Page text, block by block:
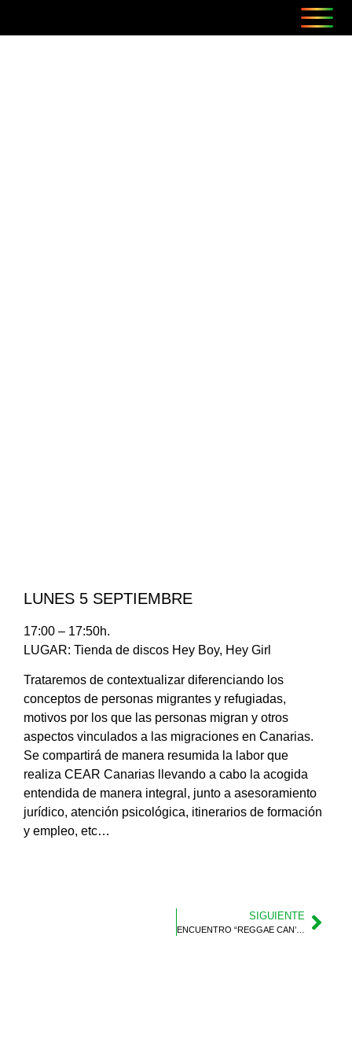
LUNES 5 SEPTIEMBRE
17:00 – 17:50h.
LUGAR: Tienda de discos Hey Boy, Hey Girl
Trataremos de contextualizar diferenciando los
conceptos de personas migrantes y refugiadas,
motivos por los que las personas migran y otros
aspectos vinculados a las migraciones en Canarias.
Se compartirá de manera resumida la labor que
realiza CEAR Canarias llevando a cabo la acogida
entendida de manera integral, junto a asesoramiento
jurídico, atención psicológica, itinerarios de formación
y empleo, etc…
SIGUIENTE
ENCUENTRO “REGGAE CAN’COUSTIC”